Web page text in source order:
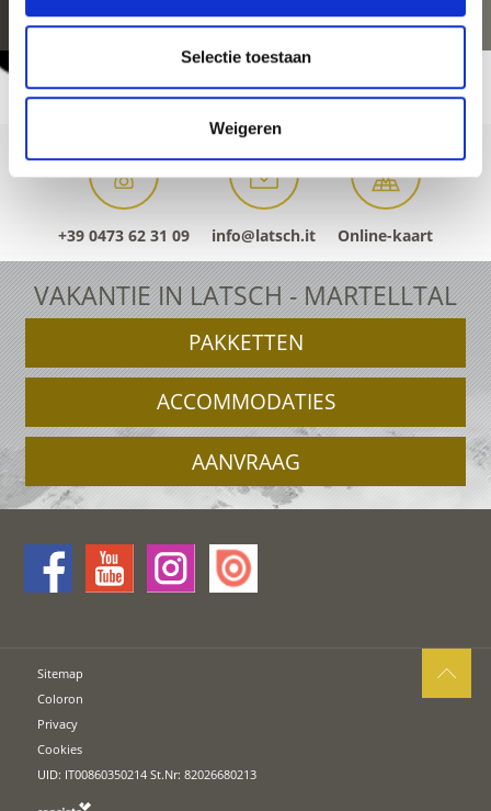
Selectie toestaan
Weigeren
+39 0473 62 31 09 info@latsch.it Online-kaart
VAKANTIE IN LATSCH - MARTELLTAL
PAKKETTEN
ACCOMMODATIES
AANVRAAG
Sitemap
Coloron
Privacy
Cookies
UID: IT00860350214 St.Nr: 82026680213